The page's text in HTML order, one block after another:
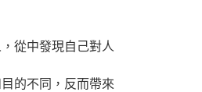
從中發現自己對人
的不同，反而帶來